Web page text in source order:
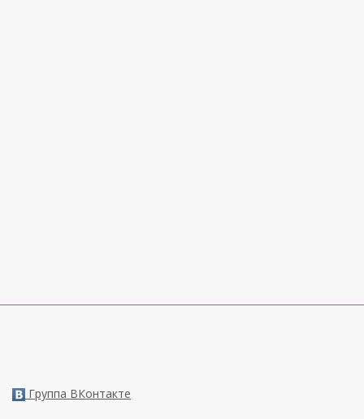
Группа ВКонтакте